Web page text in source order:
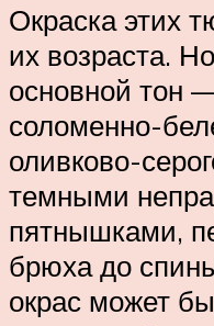
Окраска этих
их возраста.
основной тон
соломенно-
оливково-
темными
пятнышками,
брюха до
окрас может